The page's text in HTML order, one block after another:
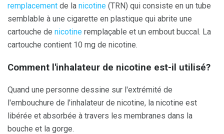
remplacement de la nicotine (TRN) qui consiste en un tube
semblable à une cigarette en plastique qui abrite une
cartouche de nicotine remplaçable et un embout buccal. La
cartouche contient 10 mg de nicotine.
Comment l'inhalateur de nicotine est-il utilisé?
Quand une personne dessine sur l'extrémité de
l'embouchure de l'inhalateur de nicotine, la nicotine est
libérée et absorbée à travers les membranes dans la
bouche et la gorge.